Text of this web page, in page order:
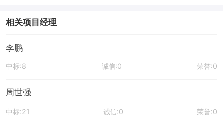
相关项目经理
李鹏
中标:8 诚信:0 荣誉:0
周世强
中标:21 诚信:0 荣誉:0